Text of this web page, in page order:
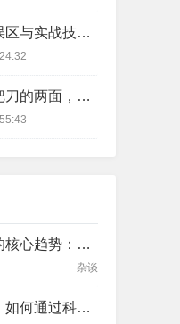
工业阀门选型误区与实战技巧——一个老机械工程师的20年心得
逆向工程：一把刀的两面，修设备还是拆专利？
当前管理领域的核心趋势：多维度解析与实践方向
杂谈
在团队管理中，如何通过科学的领导艺术激发成员潜力并实现目标？